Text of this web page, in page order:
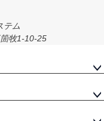
テム
牧1-10-25